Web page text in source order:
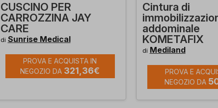
CUSCINO PER
CARROZZINA JAY
CARE
di Sunrise Medical
PROVA E ACQUISTA IN
NEGOZIO DA 321,36€
Cintura di
addominale
KOMETAFIX
di Mediland
PROVA E
NEGOZIO DA